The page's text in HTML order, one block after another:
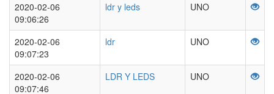
2020-02-06
09:06:26
ldr y leds UNO
2020-02-06
09:07:23
ldr UNO
2020-02-06
09:07:46
LDR Y LEDS UNO